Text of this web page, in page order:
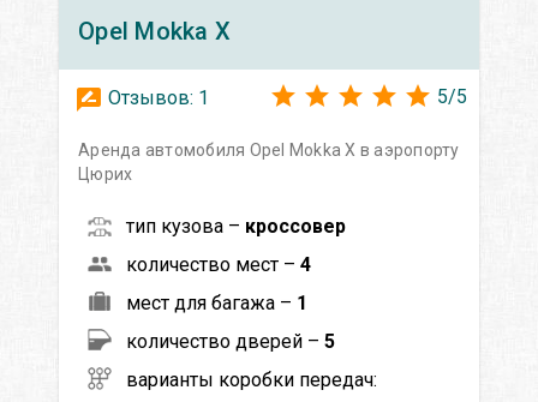
Opel Mokka X
Отзывов: 1 5/5
Аренда автомобиля Opel Mokka X в аэропорту
Цюрих
тип кузова – кроссовер
количество мест – 4
мест для багажа – 1
количество дверей – 5
варианты коробки передач: